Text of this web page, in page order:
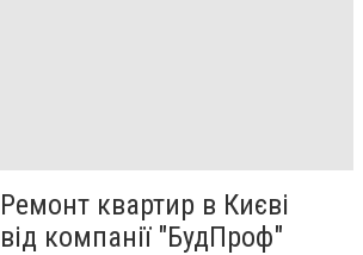
Ремонт квартир в Києві
від компанії "БудПроф"